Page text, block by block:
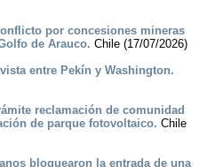
por concesiones mineras
de Arauco. Chile (17/07/2026)
entre Pekín y Washington.
reclamación de comunidad
de parque fotovoltaico. Chile
bloquearon la entrada de una